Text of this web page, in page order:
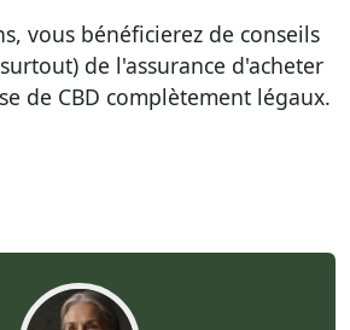
vous bénéficierez de conseils
de l'assurance d'acheter
de CBD complètement légaux.